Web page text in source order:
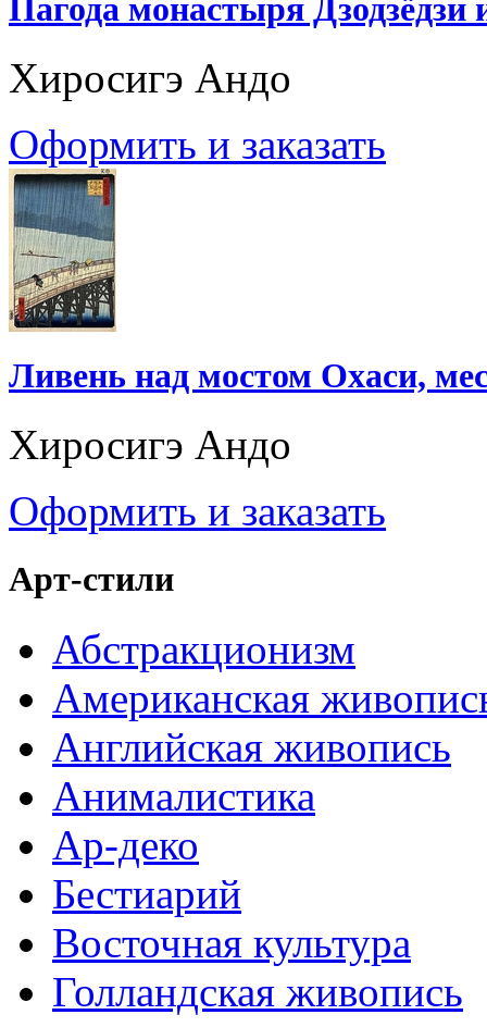
Пагода монастыря Дзодзёдзи
Хиросигэ Андо
Оформить и заказать
Ливень над мостом Охаси,
Хиросигэ Андо
Оформить и заказать
Арт-стили
Абстракционизм
Американская
Английская живопись
Анималистика
Ар-деко
Бестиарий
Восточная культура
Голландская живопись